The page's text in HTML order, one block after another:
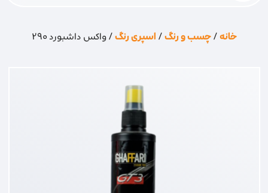
خانه/چسب و رنگ/اسپری رنگ/ واکس داشبورد 290